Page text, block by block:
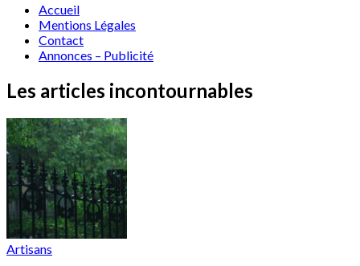
Accueil
Mentions Légales
Contact
Annonces – Publicité
Les articles incontournables
Artisans